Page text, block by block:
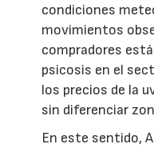
condiciones
movimientos
compradores
psicosis en el
los precios de la
sin diferenciar
En este sentido,